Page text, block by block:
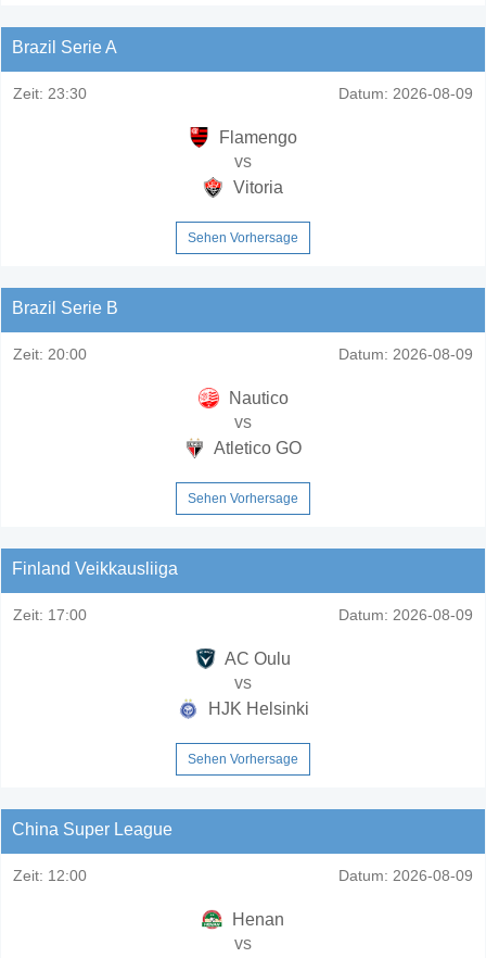
Brazil Serie A
Zeit: 23:30 Datum: 2026-08-09
Flamengo
vs
Vitoria
Sehen Vorhersage
Brazil Serie B
Zeit: 20:00 Datum: 2026-08-09
Nautico
vs
Atletico GO
Sehen Vorhersage
Finland Veikkausliiga
Zeit: 17:00 Datum: 2026-08-09
AC Oulu
vs
HJK Helsinki
Sehen Vorhersage
China Super League
Zeit: 12:00 Datum: 2026-08-09
Henan
vs